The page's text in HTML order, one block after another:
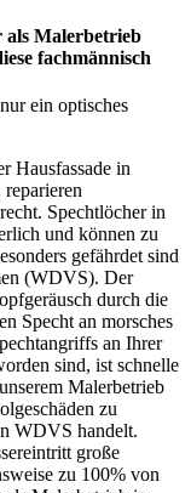
als Malerbetrieb
fachmännisch
ein optisches
Hausfassade in
Spechtlöcher in
und können zu
gefährdet sind
(WDVS). Der
durch die
Specht an morsches
an Ihrer
sind, ist schnelle
Malerbetrieb
zu
WDVS handelt.
große
zu 100% von